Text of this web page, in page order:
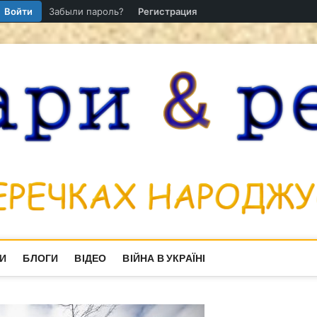
Войти Забыли пароль? Регистрация
БЛОГИ ВІДЕО ВІЙНА В УКРАЇНІ